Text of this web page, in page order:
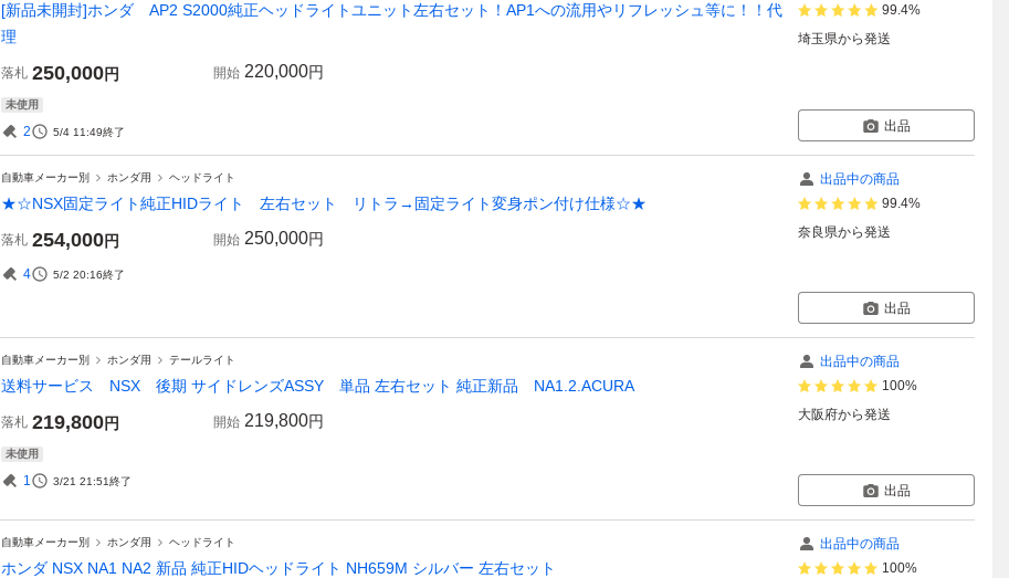
[新品未開封]ホンダ AP2 S2000純正ヘッドライトユニット左右セット！AP1への流用やリフレッシュ等に！！代
理
落札 250,000円 開始 220,000円
未使用
2 5/4 11:49終了
99.4%
埼玉県から発送
出品
自動車メーカー別 ホンダ用 ヘッドライト
★☆NSX固定ライト純正HIDライト 左右セット リトラ→固定ライト変身ポン付け仕様☆★
落札 254,000円 開始 250,000円
4 5/2 20:16終了
出品中の商品
99.4%
奈良県から発送
出品
自動車メーカー別 ホンダ用 テールライト
送料サービス NSX 後期 サイドレンズASSY 単品 左右セット 純正新品 NA1.2.ACURA
落札 219,800円 開始 219,800円
未使用
1 3/21 21:51終了
出品中の商品
100%
大阪府から発送
出品
自動車メーカー別 ホンダ用 ヘッドライト
ホンダ NSX NA1 NA2 新品 純正HIDヘッドライト NH659M シルバー 左右セット
出品中の商品
100%